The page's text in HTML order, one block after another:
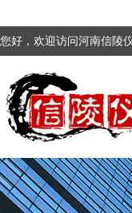
您好，欢迎访问河南信陵